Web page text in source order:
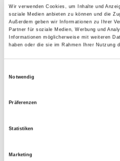
Wir verwenden Cookies, um Inhalte und
soziale Medien anbieten zu können und die
Außerdem geben wir Informationen zu Ihrer
Partner für soziale Medien, Werbung und
Informationen möglicherweise mit weiteren
haben oder die sie im Rahmen Ihrer Nutzung
Notwendig
Präferenzen
Statistiken
Marketing
Seit 2013 unterstützen wir das
freuen uns über deren
dem die jungen Burschen
Region. Wir sagen Danke an das
so Peter Wolf (GF Beck